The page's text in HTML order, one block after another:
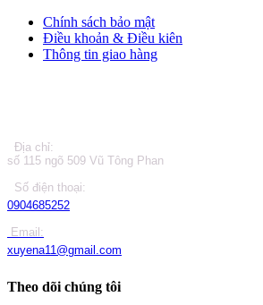
Chính sách bảo mật
Điều khoản & Điều kiên
Thông tin giao hàng
Địa chỉ:
số 115 ngõ 509 Vũ Tông Phan
Số điện thoại:
0904685252
Email:
xuyena11@gmail.com
Theo dõi chúng tôi